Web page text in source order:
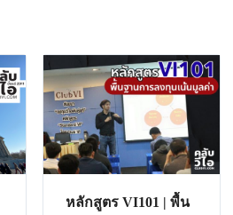
หลักสูตร VI101 | พื้น